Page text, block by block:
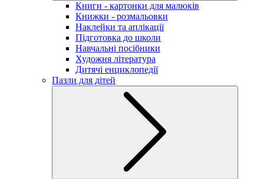
Книги - картонки для малюків
Книжки - розмальовки
Наклейки та аплікації
Підготовка до школи
Навчальні посібники
Художня література
Дитячі енциклопедії
Пазли для дітей